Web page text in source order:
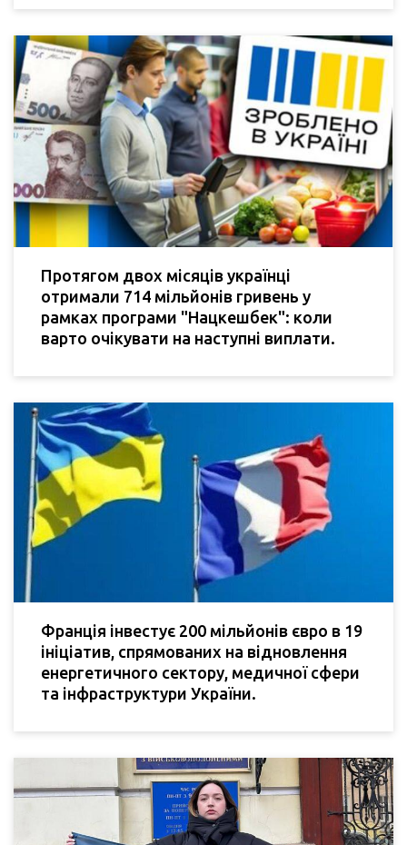
Протягом двох місяців українці
отримали 714 мільйонів гривень у
рамках програми "Нацкешбек": коли
варто очікувати на наступні виплати.
Франція інвестує 200 мільйонів євро в 19
ініціатив, спрямованих на відновлення
енергетичного сектору, медичної сфери
та інфраструктури України.